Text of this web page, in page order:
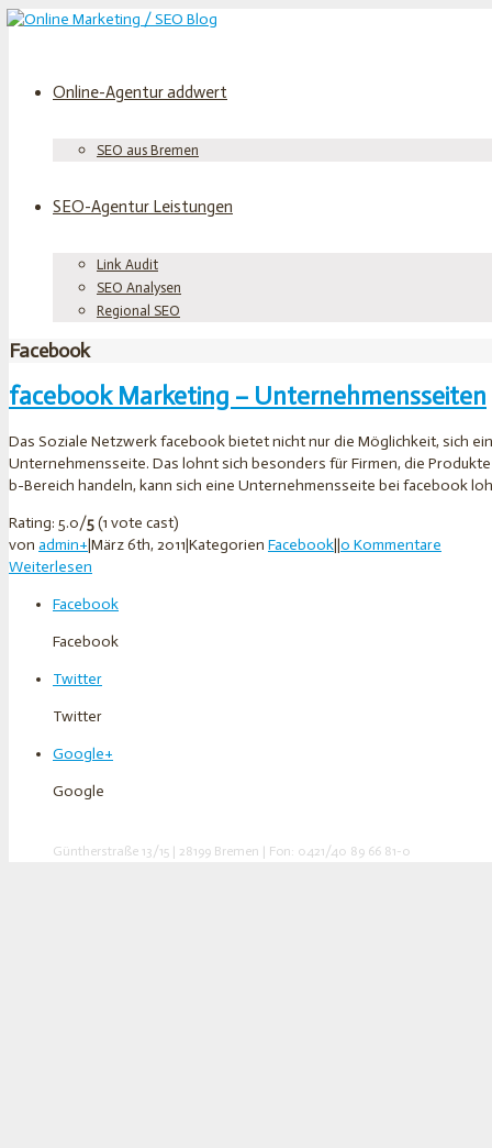
Online-Agentur addwert
SEO aus Bremen
SEO-Agentur Leistungen
Link Audit
SEO Analysen
Regional SEO
Facebook
facebook Marketing – Unternehmensseiten
Das Soziale Netzwerk facebook bietet nicht nur die Möglichkeit, sich
Unternehmensseite. Das lohnt sich besonders für Firmen, die
b-Bereich handeln, kann sich eine Unternehmensseite bei facebook
Rating: 5.0/5(1 vote cast)
von admin+|März 6th, 2011|Kategorien Facebook||0 Kommentare
Weiterlesen
Facebook
Facebook
Twitter
Twitter
Google+
Google
Güntherstraße 13/15 | 28199 Bremen | Fon: 0421/40 89 66 81-0